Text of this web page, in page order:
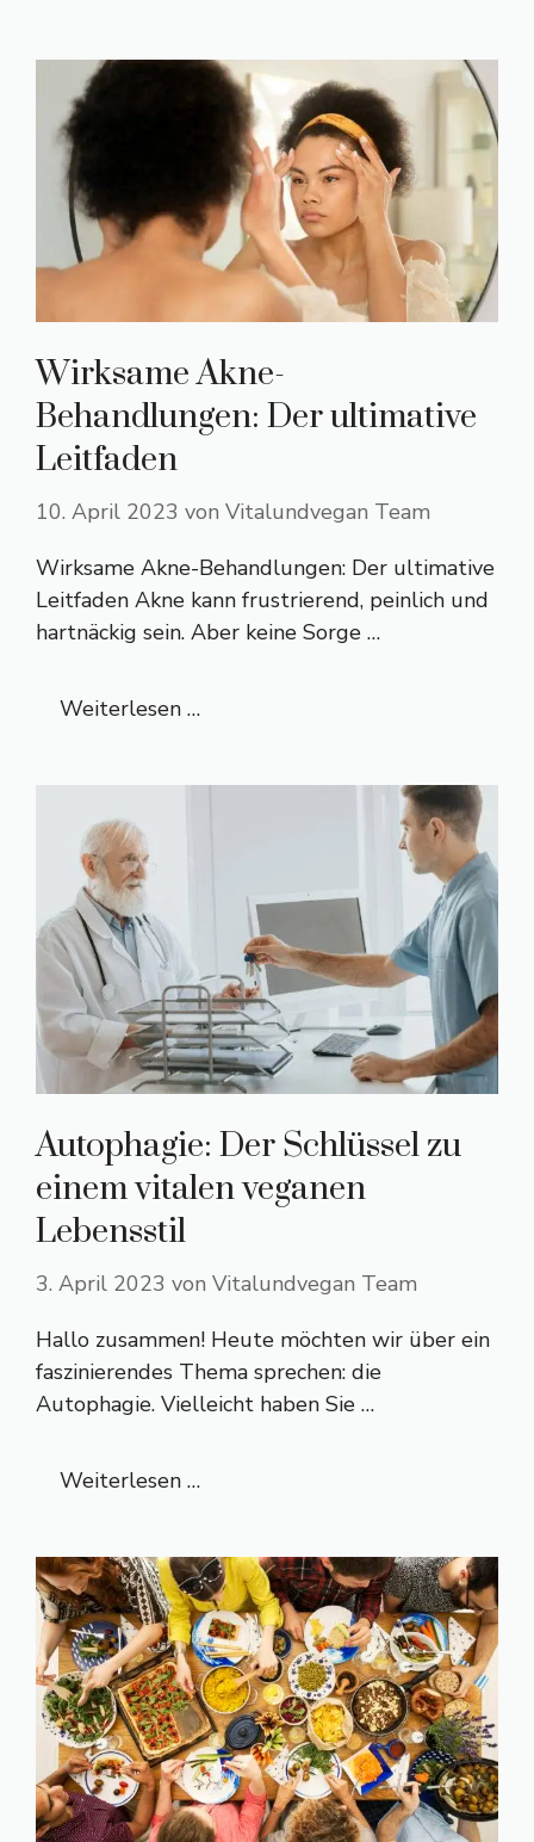
Wirksame Akne-
Behandlungen: Der ultimative
Leitfaden
10. April 2023 von Vitalundvegan Team
Wirksame Akne-Behandlungen: Der ultimative
Leitfaden Akne kann frustrierend, peinlich und
hartnäckig sein. Aber keine Sorge …
Weiterlesen …
Autophagie: Der Schlüssel zu
einem vitalen veganen
Lebensstil
3. April 2023 von Vitalundvegan Team
Hallo zusammen! Heute möchten wir über ein
faszinierendes Thema sprechen: die
Autophagie. Vielleicht haben Sie …
Weiterlesen …